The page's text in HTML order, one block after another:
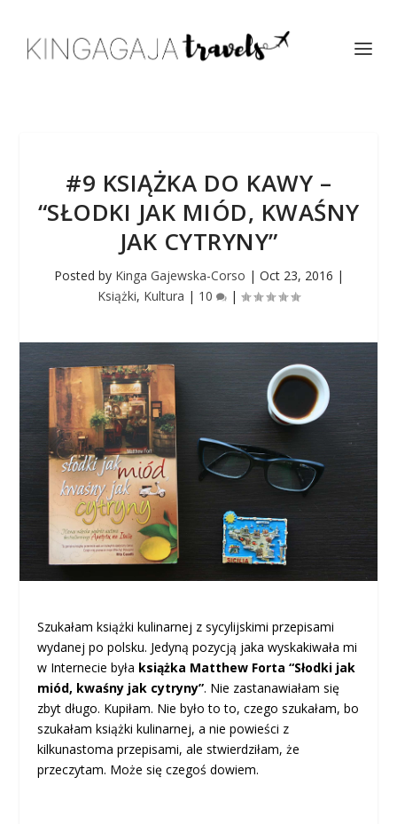
#9 KSIĄŻKA DO KAWY –
“SŁODKI JAK MIÓD, KWAŚNY
JAK CYTRYNY”
Posted by Kinga Gajewska-Corso | Oct 23, 2016 |
Książki, Kultura | 10 |
Szukałam książki kulinarnej z sycylijskimi przepisami
wydanej po polsku. Jedyną pozycją jaka wyskakiwała mi
w Internecie była książka Matthew Forta “Słodki jak
miód, kwaśny jak cytryny”. Nie zastanawiałam się
zbyt długo. Kupiłam. Nie było to to, czego szukałam, bo
szukałam książki kulinarnej, a nie powieści z
kilkunastoma przepisami, ale stwierdziłam, że
przeczytam. Może się czegoś dowiem.